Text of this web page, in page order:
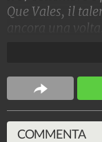
Que Vales, il
ancora una
Stile e trend
COMMENTA